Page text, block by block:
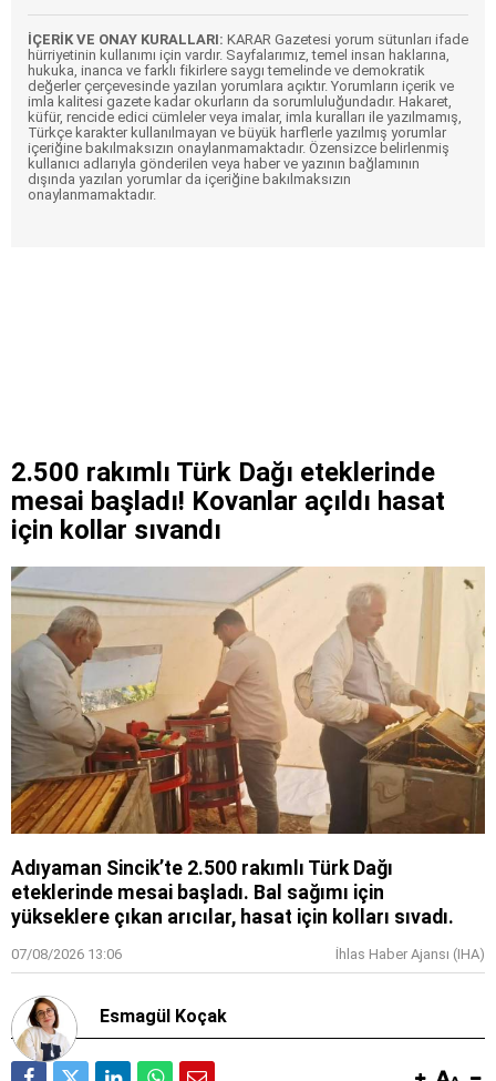
İÇERİK VE ONAY KURALLARI: KARAR Gazetesi yorum sütunları ifade
hürriyetinin kullanımı için vardır. Sayfalarımız, temel insan haklarına,
hukuka, inanca ve farklı fikirlere saygı temelinde ve demokratik
değerler çerçevesinde yazılan yorumlara açıktır. Yorumların içerik ve
imla kalitesi gazete kadar okurların da sorumluluğundadır. Hakaret,
küfür, rencide edici cümleler veya imalar, imla kuralları ile yazılmamış,
Türkçe karakter kullanılmayan ve büyük harflerle yazılmış yorumlar
içeriğine bakılmaksızın onaylanmamaktadır. Özensizce belirlenmiş
kullanıcı adlarıyla gönderilen veya haber ve yazının bağlamının
dışında yazılan yorumlar da içeriğine bakılmaksızın
onaylanmamaktadır.
2.500 rakımlı Türk Dağı eteklerinde
mesai başladı! Kovanlar açıldı hasat
için kollar sıvandı
Adıyaman Sincik’te 2.500 rakımlı Türk Dağı
eteklerinde mesai başladı. Bal sağımı için
yükseklere çıkan arıcılar, hasat için kolları sıvadı.
07/08/2026 13:06 İhlas Haber Ajansı (IHA)
Esmagül Koçak